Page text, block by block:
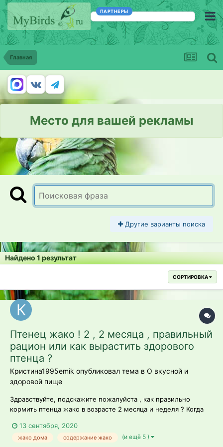
ПАРТНЕРЫ
Главная
Место для вашей рекламы
Другие варианты поиска
Найдено 1 результат
СОРТИРОВКА
Птенец жако ! 2 , 2 месяца , правильный
рацион или как вырастить здорового
птенца ?
Кристина1995emik опубликовал тема в О вкусной и
здоровой пище
Здравствуйте, подскажите пожалуйста , как правильно
кормить птенца жако в возрасте 2 месяца и неделя ? Когда
13 сентября, 2020
жако дома содержание жако (и ещё 5 )